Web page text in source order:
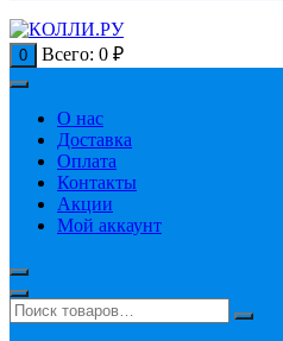
0 Всего: 0 ₽
О нас
Доставка
Оплата
Контакты
Акции
Мой аккаунт